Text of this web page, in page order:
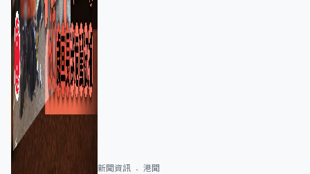
新聞資訊 港聞